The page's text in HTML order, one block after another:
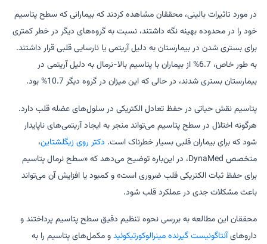
در مورد تاثیرات بالینی، محققان مشاهده کردند که بیمارانی که سطح پتاسیم
خود را در محدوده بهینه نگه داشتند، نسبت به گروه‌های دیگر در خطر کمتری
برای بستری شدن در بیمارستان به دلیل آریتمی یا نارسایی قلبی قرار داشتند.
به طور خاص، 6.7% از بیماران با پتاسیم بالا-نرمال به دلیل آریتمی در
بیمارستان بستری شدند، در حالی که این میزان در گروه دیگر 10.7% بود.
پتاسیم نقش حیاتی در حفظ تعادل الکتریکی در سلول‌های عضله قلب دارد.
هرگونه اختلال در سطح پتاسیم می‌تواند منجر به ایجاد آریتمی‌های ناپایدار
شود که برای بیماران قلبی بسیار خطرناک است. دکتر روی زیگلشتاین،
متخصص DynaMed، در این‌باره توضیح می‌دهد که «سطح نرمال پتاسیم
برای حفظ ثبات الکتریکی قلب ضروری است» و کمبود یا افزایش آن می‌تواند
باعث مشکلات جدی در عملکرد قلب شود.
محققان این مطالعه به بررسی نحوه تنظیم دقیق سطح پتاسیم پرداختند و
داروهایآنتاگونیست گیرنده مینرالوکورتیکوئیدو مکمل‌های پتاسیم را به